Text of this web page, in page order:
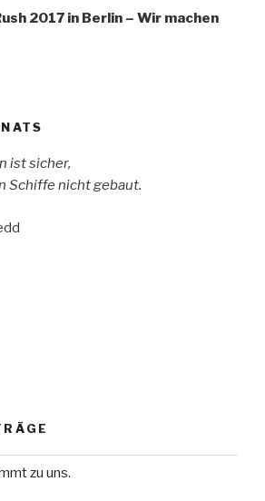
2017 in Berlin – Wir machen
ist sicher,
Schiffe nicht gebaut.
zu uns.